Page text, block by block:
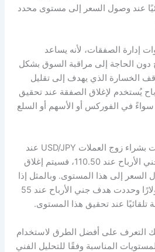
عند وصول السعر إلى مستوى محدد
إدارة الصفقات، لأنه يساعد
دون الحاجة إلى مراقبة السوق بشكل
الخسارة الذي يهدف إلى تقليل
يُستخدم لإغلاق الصفقة عند تحقيق
في الفوركس أو الأسهم أو السلع
فعلى سبيل المثال، إذا قمت بشراء زوج العملات USD/JPY عند
سعر 110.00 وحددت أمر جني الأرباح عند 110.50، فسيتم إغلاق
السعر إلى هذا المستوى. وبالمثل إذا
اشتريت سهمًا بسعر 50 دولارًا وحددت هدف جني الأرباح عند 55
تلقائيًا عند تحقيق هذا المستوى.
التعرف على أفضل الطرق لاستخدام
المناسبة وفقًا للتحليل الفني